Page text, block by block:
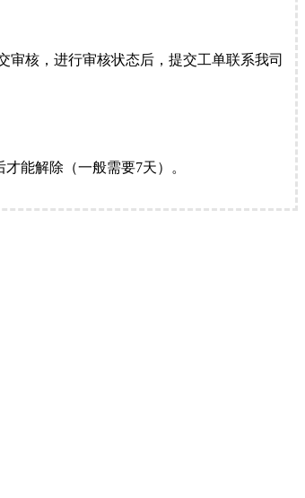
审核，进行审核状态后，提交工单联系我司
能解除（一般需要7天）。